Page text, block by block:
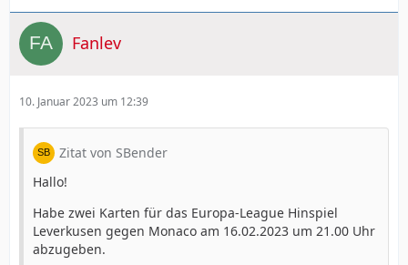
Fanlev
10. Januar 2023 um 12:39
Zitat von SBender
Hallo!
Habe zwei Karten für das Europa-League Hinspiel
Leverkusen gegen Monaco am 16.02.2023 um 21.00 Uhr
abzugeben.